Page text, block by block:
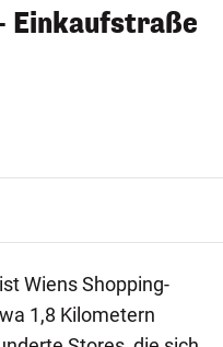
Einkaufstraße
Wiens Shopping-
1,8 Kilometern